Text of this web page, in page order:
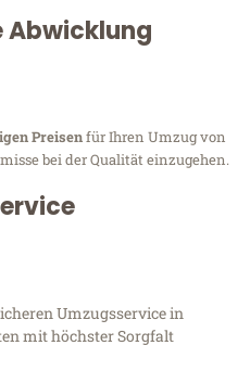
Abwicklung
Preisenfür Ihren Umzug von
bei der Qualität einzugehen.
Umzugsservice in
mit höchster Sorgfalt